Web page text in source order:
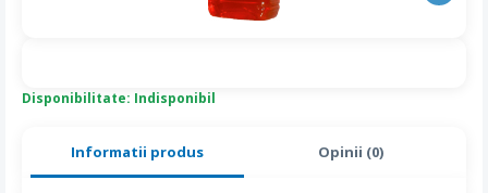
Informatii produs Opinii (0)
Disponibilitate: Indisponibil